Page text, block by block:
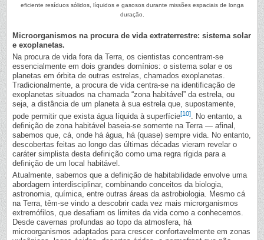
eficiente resíduos sólidos, líquidos e gasosos durante missões espaciais de longa
duração.
Microorganismos na procura de vida extraterrestre: sistema solar
e exoplanetas.
Na procura de vida fora da Terra, os cientistas concentram-se
essencialmente em dois grandes domínios: o sistema solar e os
planetas em órbita de outras estrelas, chamados exoplanetas.
Tradicionalmente, a procura de vida centra-se na identificação de
exoplanetas situados na chamada “zona habitável” da estrela, ou
seja, a distância de um planeta à sua estrela que, supostamente,
pode permitir que exista água líquida à superfície[10]. No entanto, a
definição de zona habitável baseia-se somente na Terra — afinal,
sabemos que, cá, onde há água, há (quase) sempre vida. No entanto,
descobertas feitas ao longo das últimas décadas vieram revelar o
caráter simplista desta definição como uma regra rígida para a
definição de um local habitável.
Atualmente, sabemos que a definição de habitabilidade envolve uma
abordagem interdisciplinar, combinando conceitos da biologia,
astronomia, química, entre outras áreas da astrobiologia. Mesmo cá
na Terra, têm-se vindo a descobrir cada vez mais microrganismos
extremófilos, que desafiam os limites da vida como a conhecemos.
Desde cavernas profundas ao topo da atmosfera, há
microorganismos adaptados para crescer confortavelmente em zonas